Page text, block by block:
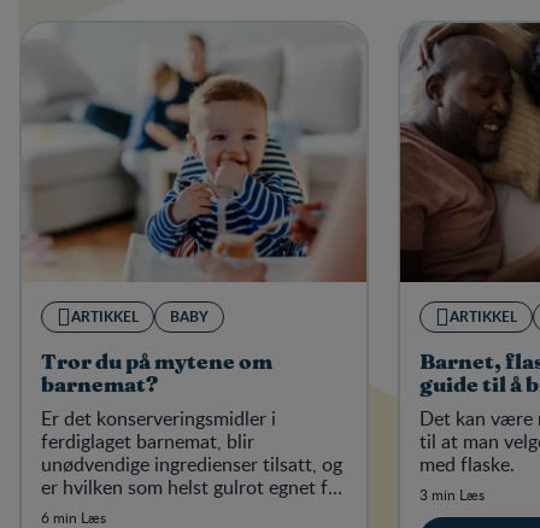
ARTIKKEL BABY
Tror du på mytene om
barnemat?
Er det konserveringsmidler i
ferdiglaget barnemat, blir
unødvendige ingredienser tilsatt, og
er hvilken som helst gulrot egnet for
Nestlé barnemat?
6 min Læs
ARTIKKEL
Barnet,
guide til å
Det kan være
til at man
med flaske.
3 min Læs